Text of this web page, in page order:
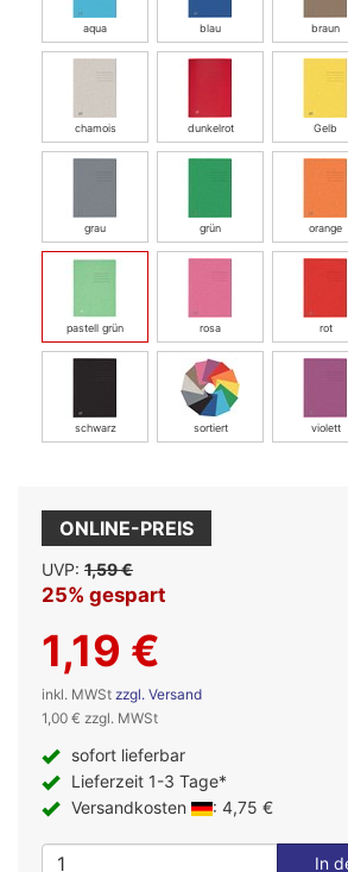
aqua blau braun
chamois dunkelrot Gelb
grau grün orange
pastell grün rosa rot
schwarz sortiert violett
ONLINE-PREIS
UVP: 1,59 €
25% gespart
1,19 €
inkl. MWSt zzgl. Versand
1,00 € zzgl. MWSt
sofort lieferbar
Lieferzeit 1-3 Tage*
Versandkosten
: 4,75 €